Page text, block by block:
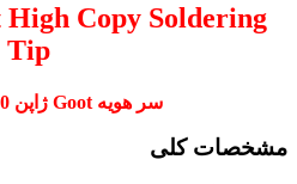
High Copy Soldering
Tip
سر هویه Goot ژاپن 40 وات R-48B
مشخصات کلی